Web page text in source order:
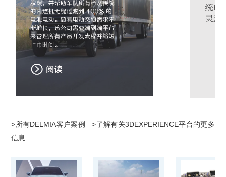
>所有DELMIA客户案例 >了解有关3DEXPERIENCE平台的更多
信息